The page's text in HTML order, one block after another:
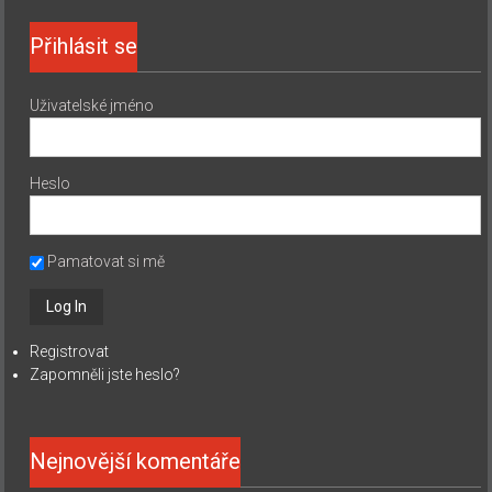
Přihlásit se
Uživatelské jméno
Heslo
Pamatovat si mě
Registrovat
Zapomněli jste heslo?
Nejnovější komentáře